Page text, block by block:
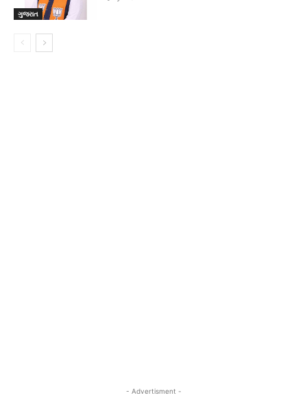
ગુજરાત
- Advertisment -